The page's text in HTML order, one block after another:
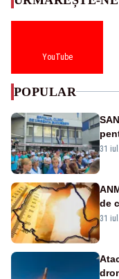
YouTube
POPULAR
31
de
de
31